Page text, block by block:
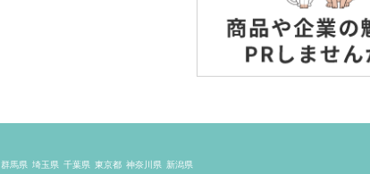
群馬県 埼玉県 千葉県 東京都 神奈川県 新潟県